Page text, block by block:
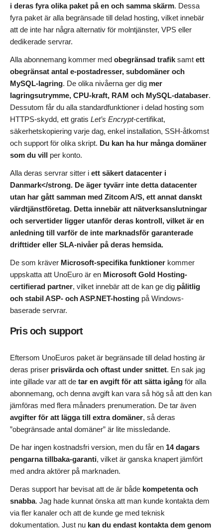
i deras fyra olika paket på en och samma skärm. Dessa
fyra paket är alla begränsade till delad hosting, vilket innebär
att de inte har några alternativ för molntjänster, VPS eller
dedikerade servrar.
Alla abonnemang kommer med obegränsad trafik samt ett
obegränsat antal e-postadresser, subdomäner och
MySQL-lagring. De olika nivåerna ger dig mer
lagringsutrymme, CPU-kraft, RAM och MySQL-databaser.
Dessutom får du alla standardfunktioner i delad hosting som
HTTPS-skydd, ett gratis Let’s Encrypt-certifikat,
säkerhetskopiering varje dag, enkel installation, SSH-åtkomst
och support för olika skript. Du kan ha hur många domäner
som du vill per konto.
Alla deras servrar sitter i ett säkert datacenter i
Danmark</strong. De äger tyvärr inte detta datacenter
utan har gått samman med Zitcom A/S, ett annat danskt
värdtjänstföretag. Detta innebär att nätverksanslutningar
och servertider ligger utanför deras kontroll, vilket är en
anledning till varför de inte marknadsför garanterade
drifttider eller SLA-nivåer på deras hemsida.
De som kräver Microsoft-specifika funktioner kommer
uppskatta att UnoEuro är en Microsoft Gold Hosting-
certifierad partner, vilket innebär att de kan ge dig pålitlig
och stabil ASP- och ASP.NET-hosting på Windows-
baserade servrar.
Pris och support
Eftersom UnoEuros paket är begränsade till delad hosting är
deras priser prisvärda och oftast under snittet. En sak jag
inte gillade var att de tar en avgift för att sätta igång för alla
abonnemang, och denna avgift kan vara så hög så att den kan
jämföras med flera månaders prenumeration. De tar även
avgifter för att lägga till extra domäner, så deras
”obegränsade antal domäner” är lite missledande.
De har ingen kostnadsfri version, men du får en 14 dagars
pengarna tillbaka-garanti, vilket är ganska knapert jämfört
med andra aktörer på marknaden.
Deras support har bevisat att de är både kompetenta och
snabba. Jag hade kunnat önska att man kunde kontakta dem
via fler kanaler och att de kunde ge med teknisk
dokumentation. Just nu kan du endast kontakta dem genom